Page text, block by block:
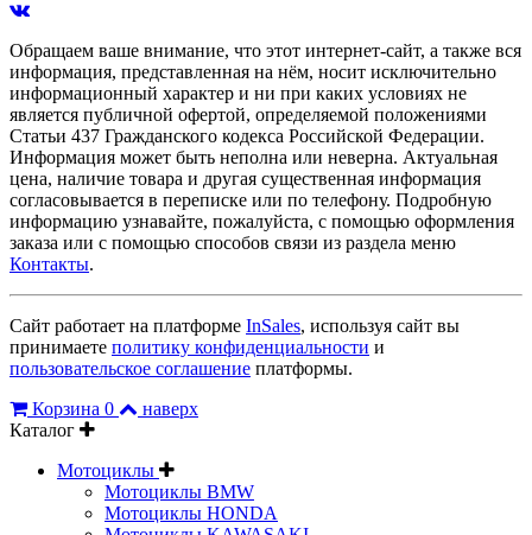
Обращаем ваше внимание, что этот интернет-сайт, а также вся
информация, представленная на нём, носит исключительно
информационный характер и ни при каких условиях не
является публичной офертой, определяемой положениями
Статьи 437 Гражданского кодекса Российской Федерации.
Информация может быть неполна или неверна. Актуальная
цена, наличие товара и другая существенная информация
согласовывается в переписке или по телефону. Подробную
информацию узнавайте, пожалуйста, с помощью оформления
заказа или с помощью способов связи из раздела меню
Контакты.
Сайт работает на платформе InSales, используя сайт вы
принимаете политику конфиденциальности и
пользовательское соглашение платформы.
Корзина 0
наверх
Каталог
Мотоциклы
Мотоциклы BMW
Мотоциклы HONDA